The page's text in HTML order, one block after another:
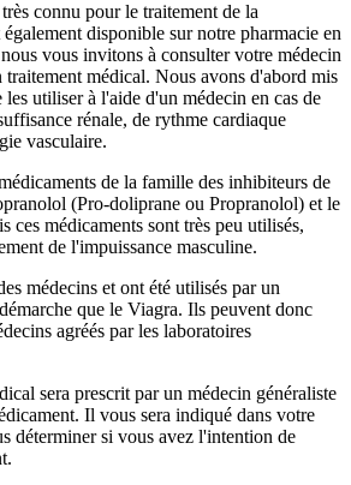
connu pour le traitement de la
disponible sur notre pharmacie en
vous invitons à consulter votre médecin
traitement médical. Nous avons d'abord mis
les utiliser à l'aide d'un médecin en cas de
rénale, de rythme cardiaque
vasculaire.
de la famille des inhibiteurs de
(Pro-doliprane ou Propranolol) et le
ces médicaments sont très peu utilisés,
de l'impuissance masculine.
médecins et ont été utilisés par un
que le Viagra. Ils peuvent donc
agréés par les laboratoires
sera prescrit par un médecin généraliste
Il vous sera indiqué dans votre
déterminer si vous avez l'intention de